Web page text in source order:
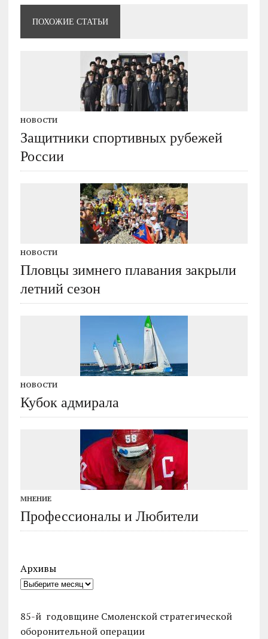
ПОХОЖИЕ СТАТЬИ
НОВОСТИ
Защитники спортивных рубежей
России
НОВОСТИ
Пловцы зимнего плавания закрыли
летний сезон
НОВОСТИ
Кубок адмирала
МНЕНИЕ
Профессионалы и Любители
Архивы
85-й годовщине Смоленской стратегической
оборонительной операции